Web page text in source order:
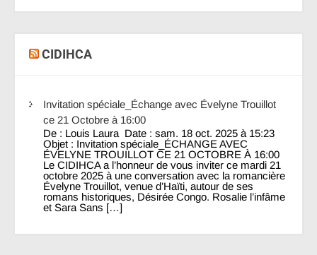
CIDIHCA
Invitation spéciale_Échange avec Évelyne Trouillot
ce 21 Octobre à 16:00
De : Louis Laura Date : sam. 18 oct. 2025 à 15:23
Objet : Invitation spéciale_ÉCHANGE AVEC
ÉVELYNE TROUILLOT CE 21 OCTOBRE À 16:00
Le CIDIHCA a l’honneur de vous inviter ce mardi 21
octobre 2025 à une conversation avec la romancière
Évelyne Trouillot, venue d’Haïti, autour de ses
romans historiques, Désirée Congo. Rosalie l’infâme
et Sara Sans […]